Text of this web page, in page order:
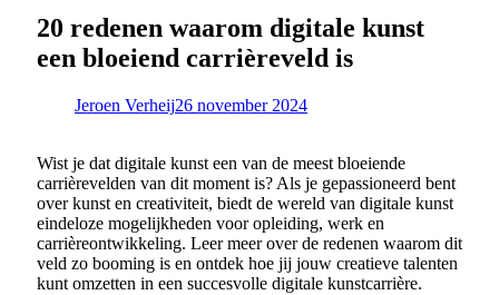
20 redenen waarom digitale kunst
een bloeiend carrièreveld is
Jeroen Verheij26 november 2024
Wist je dat digitale kunst een van de meest bloeiende
carrièrevelden van dit moment is? Als je gepassioneerd bent
over kunst en creativiteit, biedt de wereld van digitale kunst
eindeloze mogelijkheden voor opleiding, werk en
carrièreontwikkeling. Leer meer over de redenen waarom dit
veld zo booming is en ontdek hoe jij jouw creatieve talenten
kunt omzetten in een succesvolle digitale kunstcarrière.